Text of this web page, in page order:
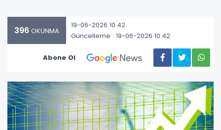
396 OKUNMA
19-06-2026 10:42
Güncelleme : 19-06-2026 10:42
Abone Ol